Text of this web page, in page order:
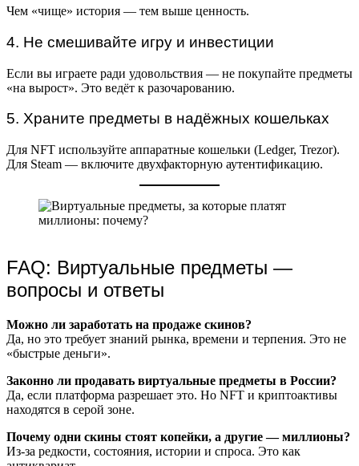
Чем «чище» история — тем выше ценность.
4. Не смешивайте игру и инвестиции
Если вы играете ради удовольствия — не покупайте предметы
«на вырост». Это ведёт к разочарованию.
5. Храните предметы в надёжных кошельках
Для NFT используйте аппаратные кошельки (Ledger, Trezor).
Для Steam — включите двухфакторную аутентификацию.
FAQ: Виртуальные предметы —
вопросы и ответы
Можно ли заработать на продаже скинов?
Да, но это требует знаний рынка, времени и терпения. Это не
«быстрые деньги».
Законно ли продавать виртуальные предметы в России?
Да, если платформа разрешает это. Но NFT и криптоактивы
находятся в серой зоне.
Почему одни скины стоят копейки, а другие — миллионы?
Из-за редкости, состояния, истории и спроса. Это как